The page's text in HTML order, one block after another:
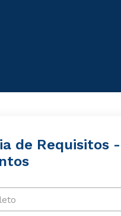
de Requisitos -